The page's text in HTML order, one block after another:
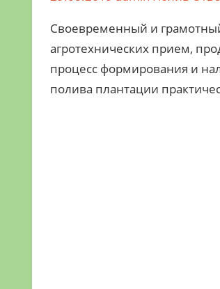
Своевременный и
агротехнических прием,
процесс формирования и
полива плантации